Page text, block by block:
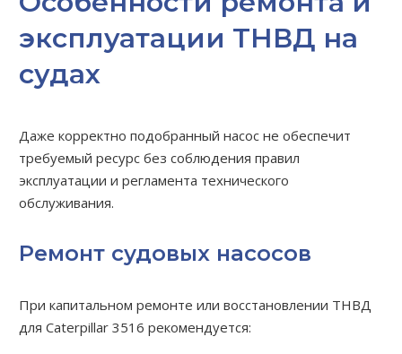
эксплуатации ТНВД на
судах
Даже корректно подобранный насос не обеспечит
требуемый ресурс без соблюдения правил
эксплуатации и регламента технического
обслуживания.
Ремонт судовых насосов
При капитальном ремонте или восстановлении ТНВД
для Caterpillar 3516 рекомендуется: